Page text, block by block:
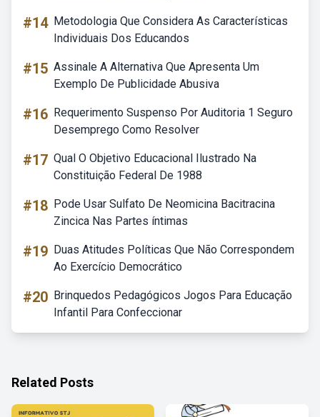
#14 Metodologia Que Considera As Características
Individuais Dos Educandos
#15 Assinale A Alternativa Que Apresenta Um
Exemplo De Publicidade Abusiva
#16 Requerimento Suspenso Por Auditoria 1 Seguro
Desemprego Como Resolver
#17 Qual O Objetivo Educacional Ilustrado Na
Constituição Federal De 1988
#18 Pode Usar Sulfato De Neomicina Bacitracina
Zincica Nas Partes íntimas
#19 Duas Atitudes Políticas Que Não Correspondem
Ao Exercício Democrático
#20 Brinquedos Pedagógicos Jogos Para Educação
Infantil Para Confeccionar
Related Posts